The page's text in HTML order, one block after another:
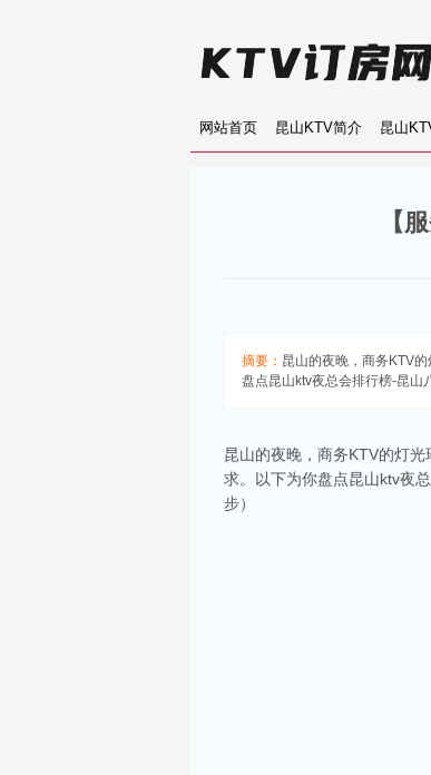
网站首页 昆山KTV简介 昆山
【
摘要： 昆山的夜晚，商务KTV
盘点昆山ktv夜总会排行榜-昆山
昆山的夜晚，商务KTV的灯
求。以下为你盘点昆山ktv夜
步）